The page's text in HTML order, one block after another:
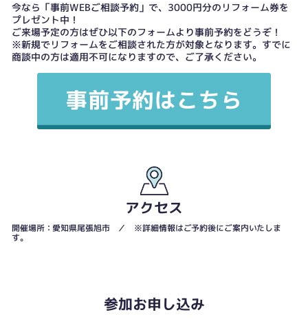
今なら「事前WEBご相談予約」で、3000円分のリフォーム券を
プレゼント中！
ご来場予定の方はぜひ以下のフォームより事前予約をどうぞ！
※新規でリフォームをご相談された方が対象となります。すでに
商談中の方は適用不可になりますので、ご了承ください。
アクセス
開催場所：愛知県尾張旭市 ／ ※詳細情報はご予約後にご案内いたしま
す。
参加お申し込み